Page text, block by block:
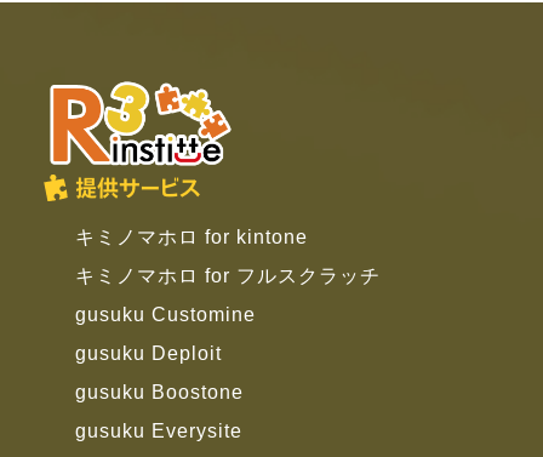
提供サービス
キミノマホロ for kintone
キミノマホロ for フルスクラッチ
gusuku Customine
gusuku Deploit
gusuku Boostone
gusuku Everysite